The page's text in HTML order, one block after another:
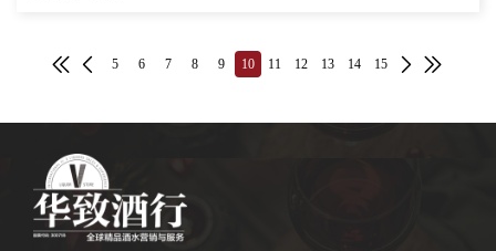
5 6 7 8 9 10 11 12 13 14 15